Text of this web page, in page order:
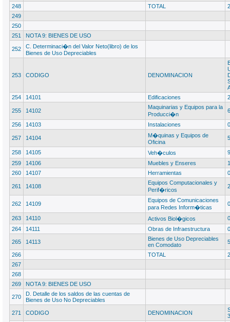
248 TOTAL
249
250
251
NOTA 9: BIENES DE USO
252
C. Determinaci�n del Valor Neto(libro) de los
Bienes de Uso Depreciables
253 CODIGO DENOMINACION
254
14101 Edificaciones
255 14102
Maquinarias y Equipos para la
Producci�n
256 14103 Instalaciones 0
257 14104
M�quinas y Equipos de
Oficina
258 14105 Veh�culos
259
14106 Muebles y Enseres
260
14107 Herramientas 0
261 14108
Equipos Computacionales y
Perif�ricos
262 14109
Equipos de Comunicaciones
para Redes Inform�ticas
0
263 14110 Activos Biol�gicos
0
264
14111 Obras de Infraestructura 0
265 14113
Bienes de Uso Depreciables
en Comodato
266 TOTAL
267
268
269
NOTA 9: BIENES DE USO
270
D. Detalle de los saldos de las cuentas de
Bienes de Uso No Depreciables
271 CODIGO DENOMINACION